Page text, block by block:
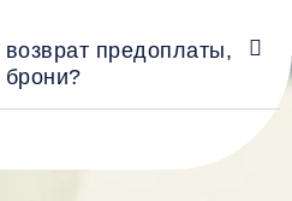
предоплаты,